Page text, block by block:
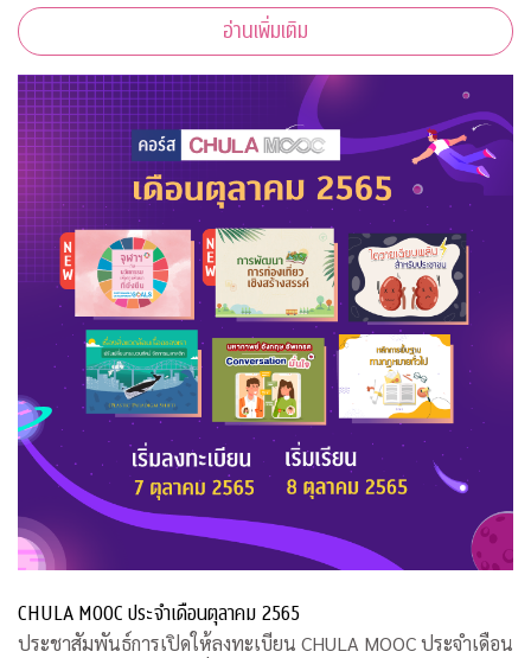
อ่านเพิ่มเติม
CHULA MOOC ประจำเดือนตุลาคม 2565
ประชาสัมพันธ์การเปิดให้ลงทะเบียน CHULA MOOC ประจำเดือน